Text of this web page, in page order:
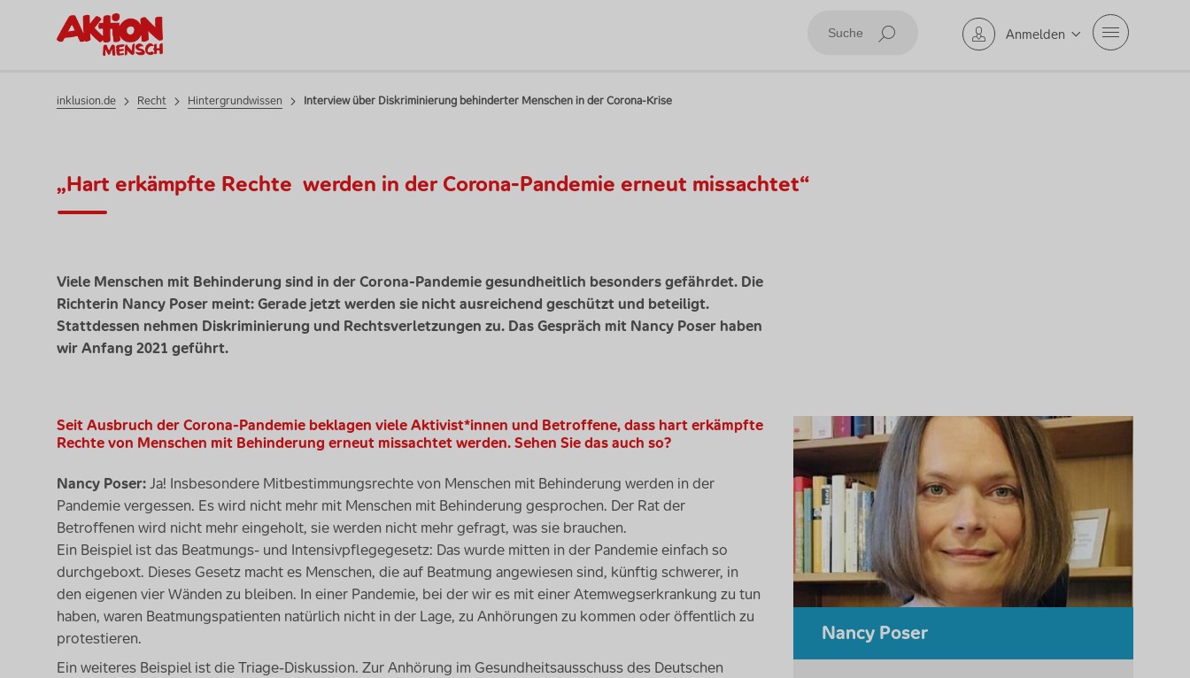
Anmelden Mobile
inklusion.de Recht Hintergrundwissen Interview über Diskriminierung behinderter Menschen in der Corona-Krise
„Hart erkämpfte Rechte werden in der Corona-Pandemie erneut missachtet“
Viele Menschen mit Behinderung sind in der Corona-Pandemie gesundheitlich besonders gefährdet. Die
Richterin Nancy Poser meint: Gerade jetzt werden sie nicht ausreichend geschützt und beteiligt.
Stattdessen nehmen Diskriminierung und Rechtsverletzungen zu. Das Gespräch mit Nancy Poser haben
wir Anfang 2021 geführt.
Seit Ausbruch der Corona-Pandemie beklagen viele Aktivist*innen und Betroffene, dass hart erkämpfte
Rechte von Menschen mit Behinderung erneut missachtet werden. Sehen Sie das auch so?
Nancy Poser:Ja! Insbesondere Mitbestimmungsrechte von Menschen mit Behinderung werden in der
Pandemie vergessen. Es wird nicht mehr mit Menschen mit Behinderung gesprochen. Der Rat der
Betroffenen wird nicht mehr eingeholt, sie werden nicht mehr gefragt, was sie brauchen.
Ein Beispiel ist das Beatmungs- und Intensivpflegegesetz: Das wurde mitten in der Pandemie einfach so
durchgeboxt. Dieses Gesetz macht es Menschen, die auf Beatmung angewiesen sind, künftig schwerer, in
den eigenen vier Wänden zu bleiben. In einer Pandemie, bei der wir es mit einer Atemwegserkrankung zu tun
haben, waren Beatmungspatienten natürlich nicht in der Lage, zu Anhörungen zu kommen oder öffentlich zu
protestieren.
Ein weiteres Beispiel ist die Triage-Diskussion. Zur Anhörung im Gesundheitsausschuss des Deutschen
Nancy Poser